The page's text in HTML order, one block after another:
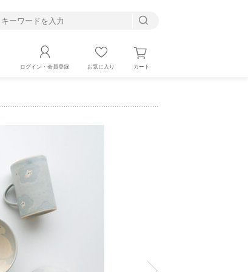
ログイン・会員登録 お気に入り カート